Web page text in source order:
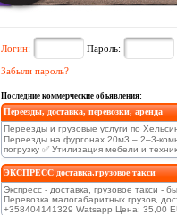
Логин: Пароль:
Забыли пароль?
Последние коммерческие объявления:
Переезды, доставка, перевозки, аренда
Переезды и грузовые услуги по
Переезды на фургонах 20м3 – 2–3-
погрузку ✅ Утилизация мебели и
ЭКСПРЕСС доставка,грузовое такси
Экспресс - доставка, грузовое такси -
Перевозка малогабаритных грузов,
+358404141329 Watsapp Цена: 35,00